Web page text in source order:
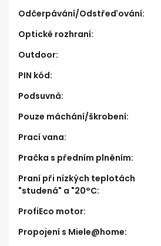
Odčerpávání/Odstřeďování:
Optické rozhraní:
Outdoor:
PIN kód:
Podsuvná:
Pouze máchání/škrobení:
Prací vana:
Pračka s předním plněním:
Praní při nízkých teplotách
"studená" a "20°C:
ProfiEco motor:
Propojení s Miele@home: